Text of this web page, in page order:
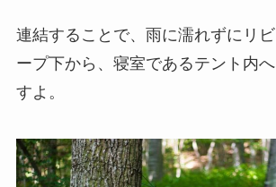
連結することで、雨に濡れずにリ
ープ下から、寝室であるテント内
すよ。